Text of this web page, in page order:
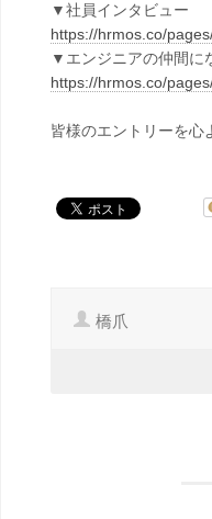
▼社員インタビュー
https://hrmos.co/
▼エンジニアの仲間に
https://hrmos.co/
皆様のエントリーを心
橋爪